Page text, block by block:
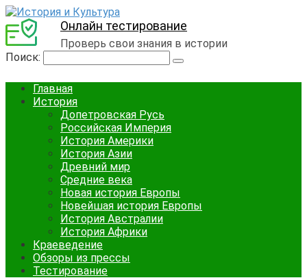
Онлайн тестирование
Проверь свои знания в истории
Поиск:
Главная
История
Допетровская Русь
Российская Империя
История Америки
История Азии
Древний мир
Средние века
Новая история Европы
Новейшая история Европы
История Австралии
История Африки
Краеведение
Обзоры из прессы
Тестирование